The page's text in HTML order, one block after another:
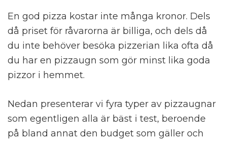
En god pizza kostar inte många kronor. Dels
då priset för råvarorna är billiga, och dels då
du inte behöver besöka pizzerian lika ofta då
du har en pizzaugn som gör minst lika goda
pizzor i hemmet.
Nedan presenterar vi fyra typer av pizzaugnar
som egentligen alla är bäst i test, beroende
på bland annat den budget som gäller och